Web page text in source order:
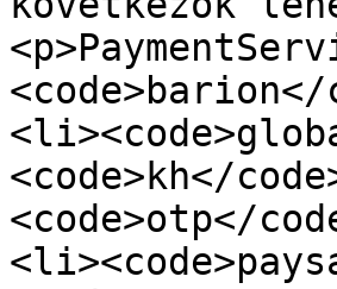
<code>kh</
<code>otp</